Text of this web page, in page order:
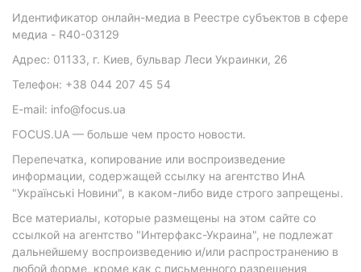
Идентификатор онлайн-медиа в Реестре субъектов в сфере
медиа - R40-03129
Адрес: 01133, г. Киев, бульвар Леси Украинки, 26
Телефон: +38 044 207 45 54
E-mail: info@focus.ua
FOCUS.UA — больше чем просто новости.
Перепечатка, копирование или воспроизведение
информации, содержащей ссылку на агентство ИнА
"Українські Новини", в каком-либо виде строго запрещены.
Все материалы, которые размещены на этом сайте со
ссылкой на агентство "Интерфакс-Украина", не подлежат
дальнейшему воспроизведению и/или распространению в
любой форме, кроме как с письменного разрешения